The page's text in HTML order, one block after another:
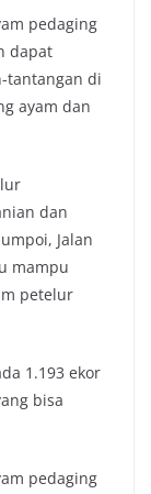
pedaging
dapat
tantangan di
ayam dan
dan
Jalan
mampu
petelur
1.193 ekor
bisa
pedaging